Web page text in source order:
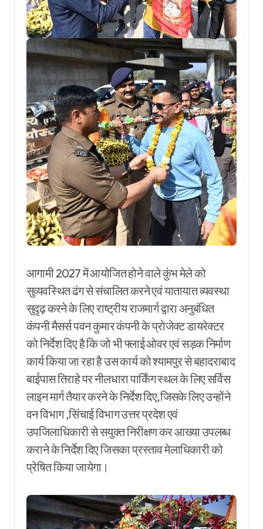
आगामी 2027 में आयोजित होने वाले कुंभ मेले को
सुव्यवस्थित ढंग से संचालित करने एवं यातायात व्यवस्था
सुदृढ़ करने के लिए राष्ट्रीय राजमार्ग द्वारा अनुबंधित
कंपनी मैसर्स पवन कुमार कंपनी के प्रोजेक्ट डायरेक्टर
को निर्देश दिए है कि जो भी फ्लाई ओवर एवं सड़क निर्माण
कार्य किया जा रहा है उस कार्य को श्यामपुर से बहादराबाद
बाईपास तिराहे पर नीलधारा पार्किंग स्थल के लिए सर्विस
लाइन मार्ग तैयार करने के निर्देश दिए,जिसके लिए उन्होंने
वन विभाग ,सिंचाई विभाग उत्तर प्रदेश एवं
उपजिलाधिकारी से सयुक्त निरीक्षण कर आख्या उपलब्ध
कराने के निर्देश दिए जिसका प्रस्ताव मेलाधिकारी को
प्रेषित किया जायेगा।